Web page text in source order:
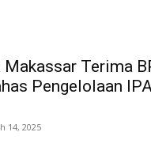
Terima
Pengelolaan
14, 2025